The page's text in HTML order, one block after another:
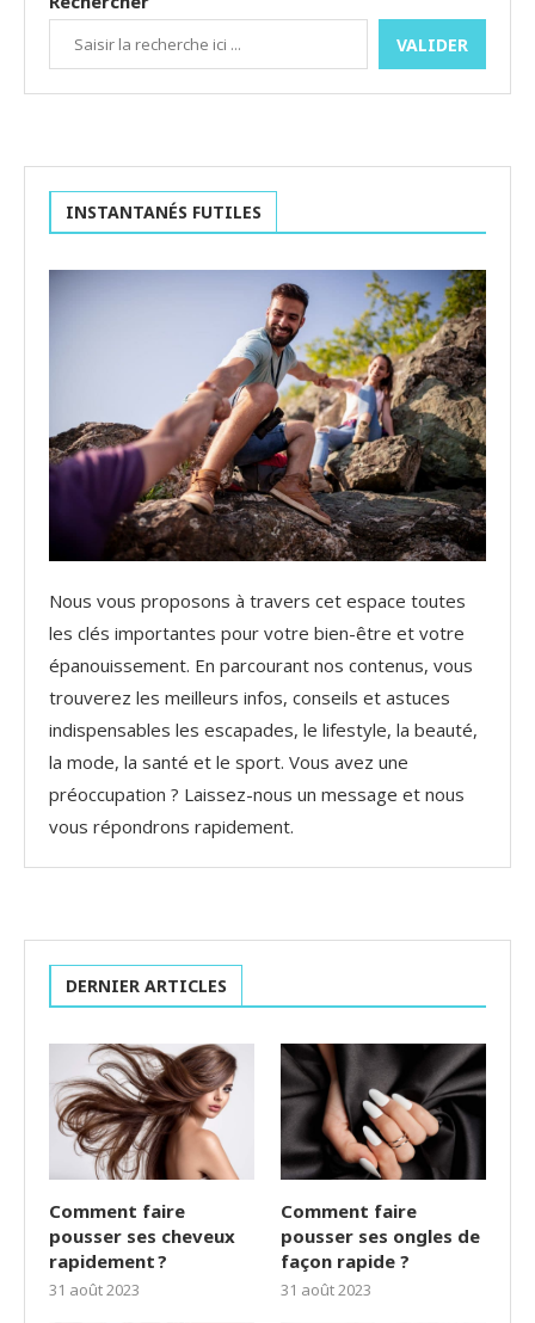
VALIDER
INSTANTANÉS FUTILES
Nous vous proposons à travers cet espace toutes
les clés importantes pour votre bien-être et votre
épanouissement. En parcourant nos contenus, vous
trouverez les meilleurs infos, conseils et astuces
indispensables les escapades, le lifestyle, la beauté,
la mode, la santé et le sport. Vous avez une
préoccupation ? Laissez-nous un message et nous
vous répondrons rapidement.
DERNIER ARTICLES
Comment faire
pousser ses cheveux
rapidement ?
31 août 2023
Comment faire
pousser ses ongles de
façon rapide ?
31 août 2023